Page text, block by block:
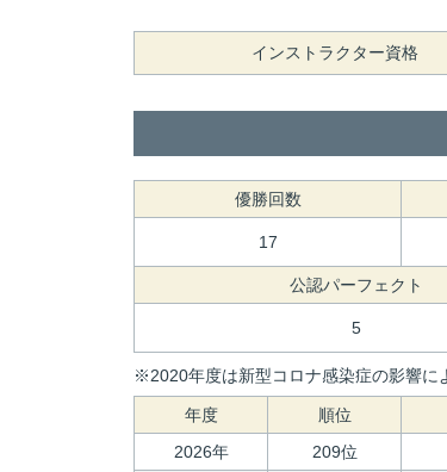
インストラクター資格
優勝回数
17
公認パーフェクト
5
※2020年度は新型コロナ感染症の影響に
年度 順位
2026年
209位